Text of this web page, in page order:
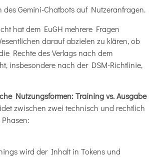
des Gemini-Chatbots auf Nutzeranfragen.
hat dem EuGH mehrere Fragen
darauf abzielen zu klären, ob
Rechte des Verlags nach dem
insbesondere nach der DSM-Richtlinie,
Nutzungsformen: Training vs. Ausgabe
zwischen zwei technisch und rechtlich
wird der Inhalt in Tokens und